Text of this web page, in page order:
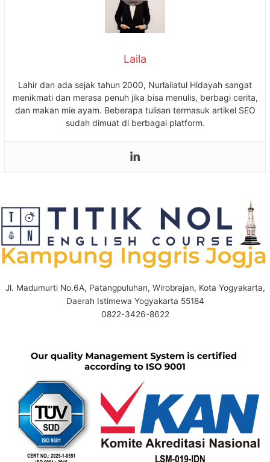
Laila
Lahir dan ada sejak tahun 2000, Nurlailatul Hidayah sangat
menikmati dan merasa penuh jika bisa menulis, berbagi cerita,
dan makan mie ayam. Beberapa tulisan termasuk artikel SEO
sudah dimuat di berbagai platform.
Jl. Madumurti No.6A, Patangpuluhan, Wirobrajan, Kota Yogyakarta,
Daerah Istimewa Yogyakarta 55184
0822-3426-8622